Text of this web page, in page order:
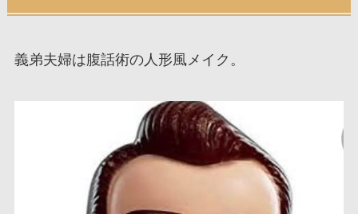
義弟夫婦は腹話術の人形風メイク。